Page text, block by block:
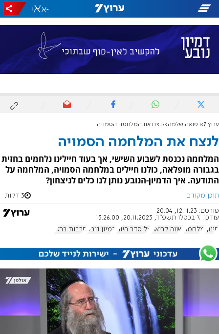
-
+
ערוץ 7 רפואה שלמה לנצח את המלחמה הסמויה
לנצח את המלחמה הסמויה
המלחמה נכנסת לשבוע השישי, אך בעוד חיילינו נלחמים בחזית
בגבורה מופלאה, כולנו חיילים במלחמה הסמויה, המלחמה על
התודעה. איך הדמיון-הנובע נותן לנו כלים לניצחון?
תוכן מקודם 3 דקות
פורסם: 12.11.23, 20:04
עודכן: ז' בכסלו תשפ"ד, 20.11.2023, 13:26:00
חינוך מלחמה שווה קריאה על סדר היום דמיון נובע חרבות ברזל